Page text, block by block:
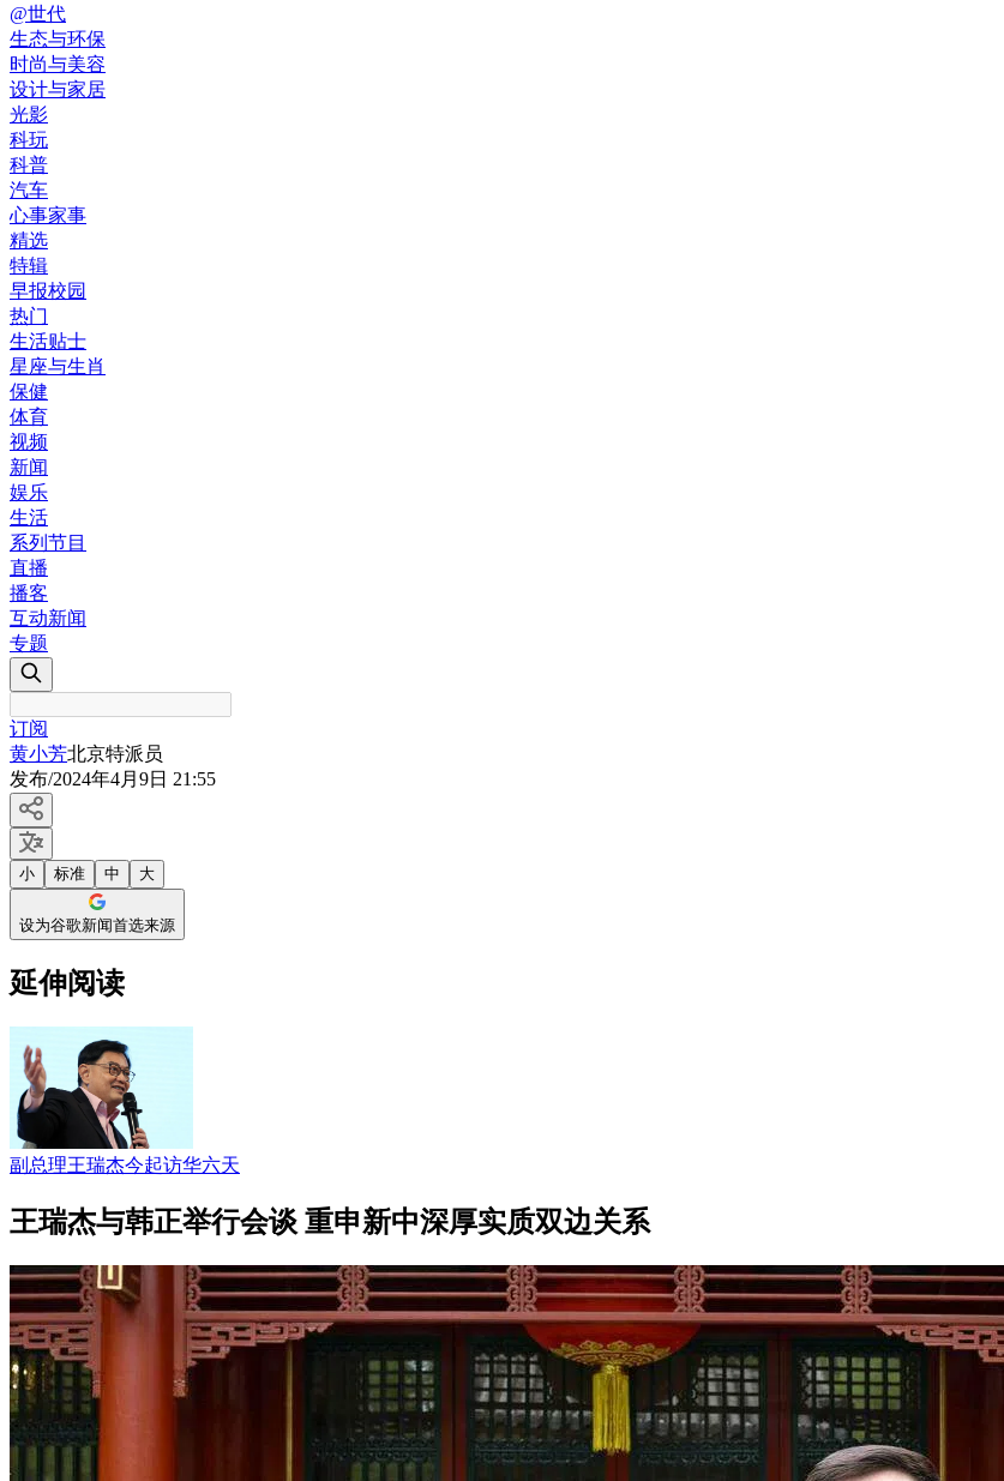
@世代
生态与环保
时尚与美容
设计与家居
光影
科玩
科普
汽车
心事家事
精选
特辑
早报校园
热门
生活贴士
星座与生肖
保健
体育
视频
新闻
娱乐
生活
系列节目
直播
播客
互动新闻
专题
订阅
黄小芳北京特派员
发布/2024年4月9日 21:55
小 标准 中 大
设为谷歌新闻首选来源
延伸阅读
副总理王瑞杰今起访华六天
王瑞杰与韩正举行会谈 重申新中深厚实质双边关系